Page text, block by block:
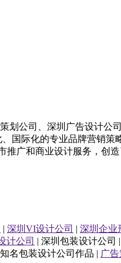
划 公司 深圳 广告设计公司
国际化的专业品牌营销策
广和商业设计服务， 创造
| 深圳VI设计公司 | 深圳企业
计公司 | 深圳包装设计公司 |
名包装设计公司作品 | 广